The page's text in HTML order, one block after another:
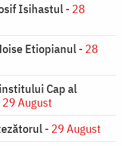
Isihastul- 28
Etiopianul- 28
Cap al
29 August
- 29 August